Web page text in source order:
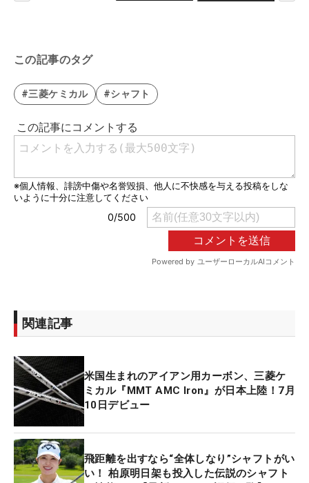
この記事のタグ
#三菱ケミカル #シャフト
関連記事
米国生まれのアイアン用カーボン、三菱ケ
ミカル『MMT AMC Iron』が日本上陸！7月
10日デビュー
飛距離を出すなら“全体しなり”シャフトがい
い！ 柏原明日架も投入した伝説のシャフト